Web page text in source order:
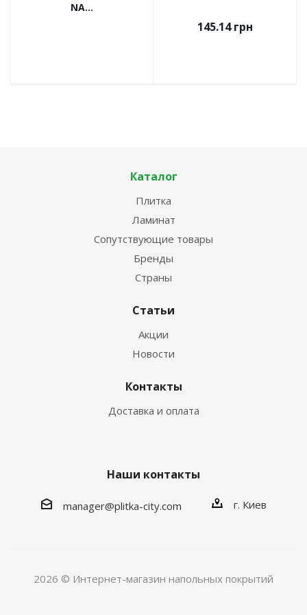
NA...
145.14грн
Каталог
Плитка
Ламинат
Сопутствующие товары
Бренды
Страны
Статьи
Акции
Новости
Контакты
Доставка и оплата
Наши контакты
manager@plitka-city.com г. Киев
2026 © Интернет-магазин напольных покрытий